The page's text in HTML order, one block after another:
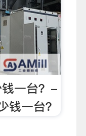
一台？-
一台？